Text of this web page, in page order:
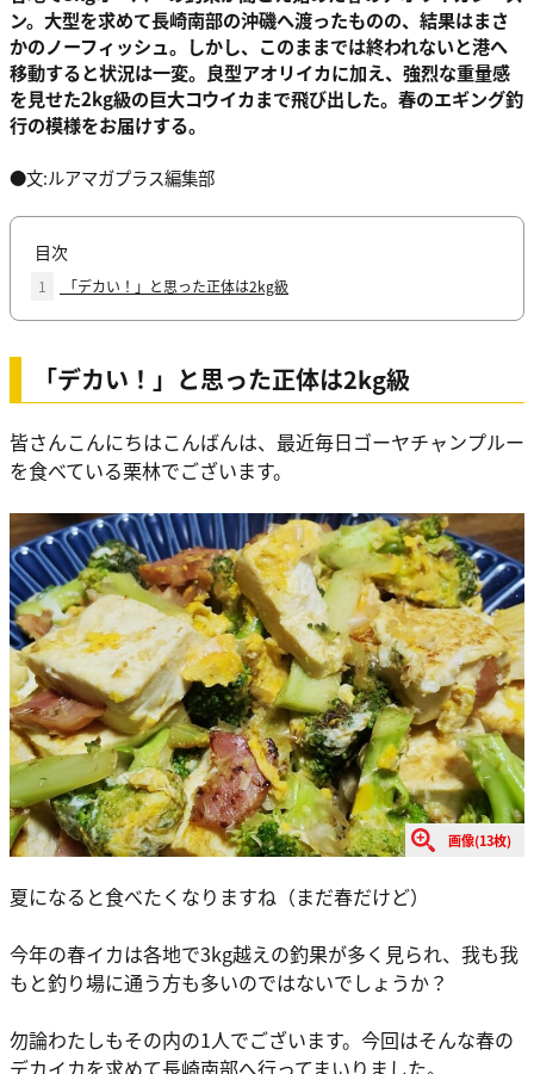
ン。大型を求めて長崎南部の沖磯へ渡ったものの、結果はまさ
かのノーフィッシュ。しかし、このままでは終われないと港へ
移動すると状況は一変。良型アオリイカに加え、強烈な重量感
を見せた2kg級の巨大コウイカまで飛び出した。春のエギング釣
行の模様をお届けする。
●文:ルアマガプラス編集部
目次
1 「デカい！」と思った正体は2kg級
「デカい！」と思った正体は2kg級
皆さんこんにちはこんばんは、最近毎日ゴーヤチャンプルー
を食べている栗林でございます。
画像(13枚)
夏になると食べたくなりますね（まだ春だけど）
今年の春イカは各地で3kg越えの釣果が多く見られ、我も我
もと釣り場に通う方も多いのではないでしょうか？
勿論わたしもその内の1人でございます。今回はそんな春の
デカイカを求めて長崎南部へ行ってまいりました。